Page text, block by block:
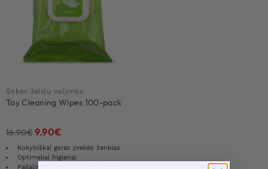
Sekso žaislų valymas
Toy Cleaning Wipes 100-pack
16.90€9.90€
Kokybiškai geras prekės ženklas
Optimaliai higienai
Pašalina nešvarumus ir bakterijas